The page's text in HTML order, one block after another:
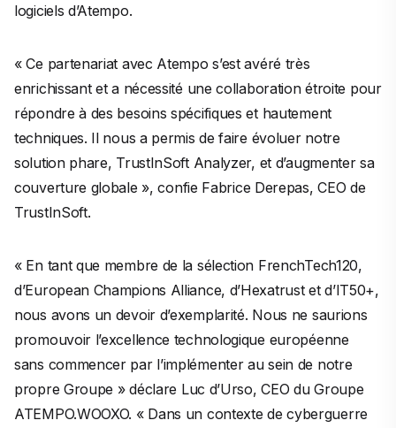
logiciels d’Atempo.
« Ce partenariat avec Atempo s’est avéré très
enrichissant et a nécessité une collaboration étroite pour
répondre à des besoins spécifiques et hautement
techniques. Il nous a permis de faire évoluer notre
solution phare, TrustInSoft Analyzer, et d’augmenter sa
couverture globale », confie Fabrice Derepas, CEO de
TrustInSoft.
« En tant que membre de la sélection FrenchTech120,
d’European Champions Alliance, d’Hexatrust et d’IT50+,
nous avons un devoir d’exemplarité. Nous ne saurions
promouvoir l’excellence technologique européenne
sans commencer par l’implémenter au sein de notre
propre Groupe »déclare Luc d’Urso, CEO du Groupe
ATEMPO.WOOXO. « Dans un contexte de cyberguerre